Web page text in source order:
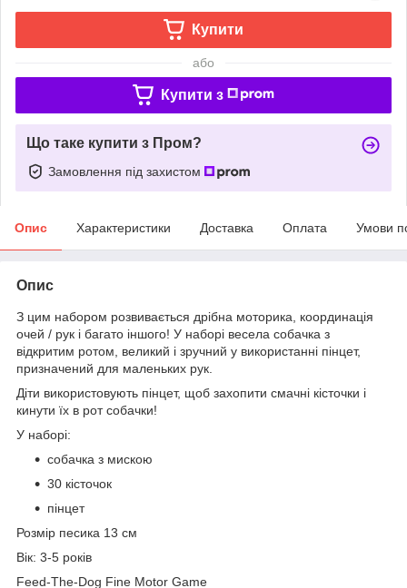
Купити
або
Купити з
Що таке купити з Пром?
Замовлення під захистом
Опис Характеристики Доставка Оплата Умови
Опис
З цим набором розвивається дрібна моторика, координація
очей / рук і багато іншого! У наборі весела собачка з
відкритим ротом, великий і зручний у використанні пінцет,
призначений для маленьких рук.
Діти використовують пінцет, щоб захопити смачні кісточки і
кинути їх в рот собачки!
У наборі:
собачка з мискою
30 кісточок
пінцет
Розмір песика 13 см
Вік: 3-5 років
Feed-The-Dog Fine Motor Game